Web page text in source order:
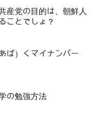
産党の目的は、朝鮮人
ことでしょ？
ば）くマイナンバー
の勉強方法